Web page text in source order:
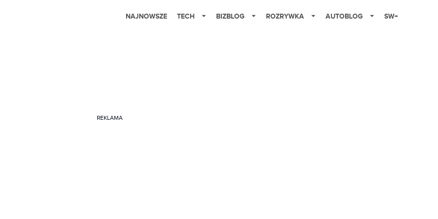
NAJNOWSZE TECH BIZBLOG ROZRYWKA AUTOBLOG SW+
REKLAMA